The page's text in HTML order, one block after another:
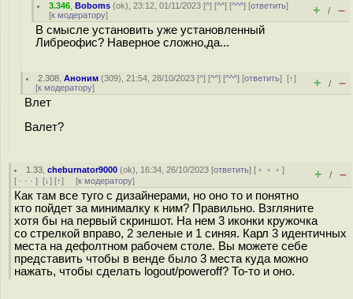
3.346 ,Boboms (ok), 23:12, 01/11/2023 [^] [^^] [^^^] [ответить]
[к модератору] + / –
В смысле установить уже установленный
Либреофис? Наверное сложно,да...
2.308 ,Аноним (309), 21:54, 28/10/2023 [^] [^^] [^^^] [ответить][↑]
[к модератору] + / –
Влет
Валет?
1.33 ,cheburnator9000 (ok), 16:34, 26/10/2023 [ответить] [ ﹢﹢﹢]
[ · · · ] [↓] [↑] [к модератору] + / –
Как там все туго с дизайнерами, но оно то и понятно
кто пойдет за минималку к ним? Правильно. Взгляните
хотя бы на первый скриншот. На нем 3 иконки кружочка
со стрелкой вправо, 2 зеленые и 1 синяя. Карл 3 идентичных
места на дефолтном рабочем столе. Вы можете себе
представить чтобы в венде было 3 места куда можно
нажать, чтобы сделать logout/poweroff? То-то и оно.